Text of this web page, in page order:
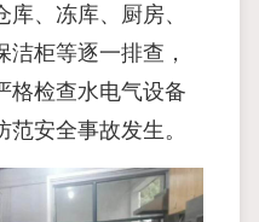
、冻库、厨房、
柜等逐一排查，
格检查水电气设备
安全事故发生。